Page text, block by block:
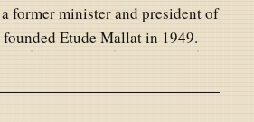
former minister and president of
Etude Mallat in 1949.